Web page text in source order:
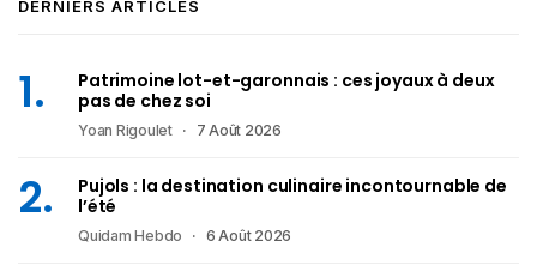
DERNIERS ARTICLES
Patrimoine lot-et-garonnais : ces joyaux à deux
pas de chez soi
Yoan Rigoulet 7 Août 2026
Pujols : la destination culinaire incontournable de
l’été
Quidam Hebdo 6 Août 2026